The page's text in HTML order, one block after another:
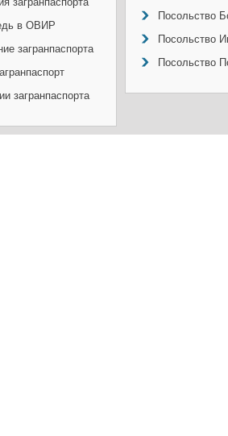
в ОВИР
загранпаспорта
загранпаспорта
Посольство
Посольство
Посольство